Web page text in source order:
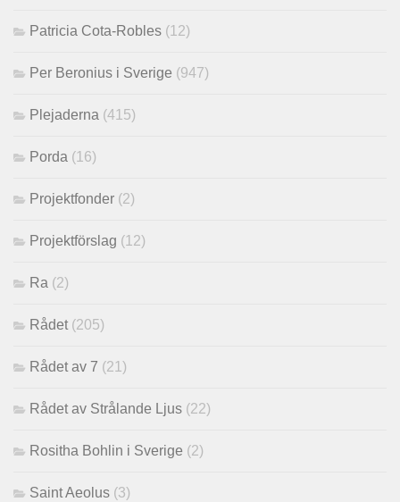
Patricia Cota-Robles (12)
Per Beronius i Sverige (947)
Plejaderna (415)
Porda (16)
Projektfonder (2)
Projektförslag (12)
Ra (2)
Rådet (205)
Rådet av 7 (21)
Rådet av Strålande Ljus (22)
Rositha Bohlin i Sverige (2)
Saint Aeolus (3)